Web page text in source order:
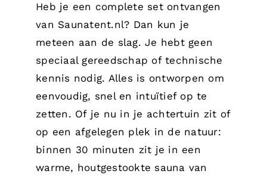
Heb je een complete set ontvangen
van Saunatent.nl? Dan kun je
meteen aan de slag. Je hebt geen
speciaal gereedschap of technische
kennis nodig. Alles is ontworpen om
eenvoudig, snel en intuïtief op te
zetten. Of je nu in je achtertuin zit of
op een afgelegen plek in de natuur:
binnen 30 minuten zit je in een
warme, houtgestookte sauna van